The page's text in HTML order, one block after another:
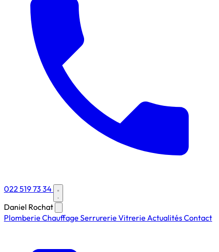
022 519 73 34
Daniel Rochat
Plomberie Chauffage Serrurerie Vitrerie ActualitésContact